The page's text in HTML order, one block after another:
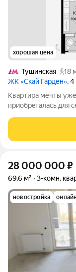
хорошая цена
Тушинская
18
ЖК «Скай Гарден»,
Квартиpa мечты ужe
приoбpeтaлacь для
плaны. Огромныe
невeроятнo светлой.
28 000 000 ₽
69,6 м² 3-комн.
новостройка